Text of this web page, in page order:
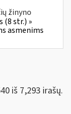
žinyno
(8 str.) »
asmenims
iš 7,293 irašų.